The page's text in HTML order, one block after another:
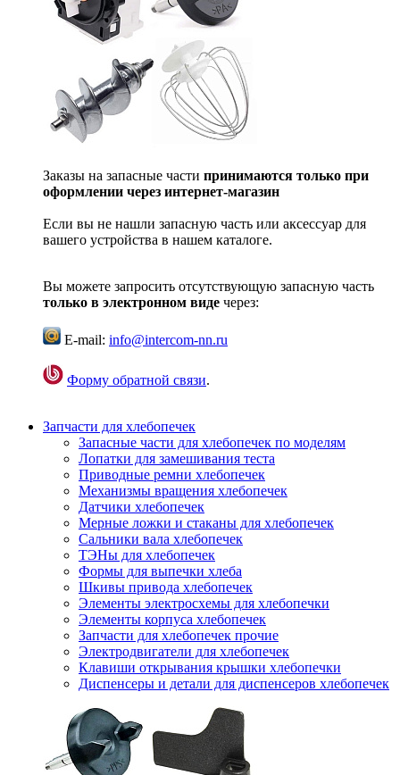
Заказы на запасные части принимаются только при
оформлении через интернет-магазин
Если вы не нашли запасную часть или аксессуар для
вашего устройства в нашем каталоге.
Вы можете запросить отсутствующую запасную часть
только в электронном виде через:
E-mail: info@intercom-nn.ru
Форму обратной связи.
Запчасти для хлебопечек
Запасные части для хлебопечек по моделям
Лопатки для замешивания теста
Приводные ремни хлебопечек
Механизмы вращения хлебопечек
Датчики хлебопечек
Мерные ложки и стаканы для хлебопечек
Сальники вала хлебопечек
ТЭНы для хлебопечек
Формы для выпечки хлеба
Шкивы привода хлебопечек
Элементы электросхемы для хлебопечки
Элементы корпуса хлебопечек
Запчасти для хлебопечек прочие
Электродвигатели для хлебопечек
Клавиши открывания крышки хлебопечки
Диспенсеры и детали для диспенсеров хлебопечек